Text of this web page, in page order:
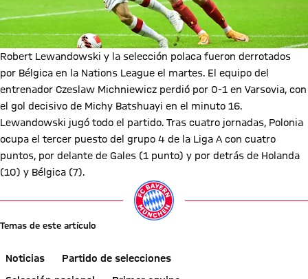
Robert Lewandowski y la selección polaca fueron derrotados
por Bélgica en la Nations League el martes. El equipo del
entrenador Czeslaw Michniewicz perdió por 0-1 en Varsovia, con
el gol decisivo de Michy Batshuayi en el minuto 16.
Lewandowski jugó todo el partido. Tras cuatro jornadas, Polonia
ocupa el tercer puesto del grupo 4 de la Liga A con cuatro
puntos, por delante de Gales (1 punto) y por detrás de Holanda
(10) y Bélgica (7).
Temas de este artículo
Noticias
Partido de selecciones